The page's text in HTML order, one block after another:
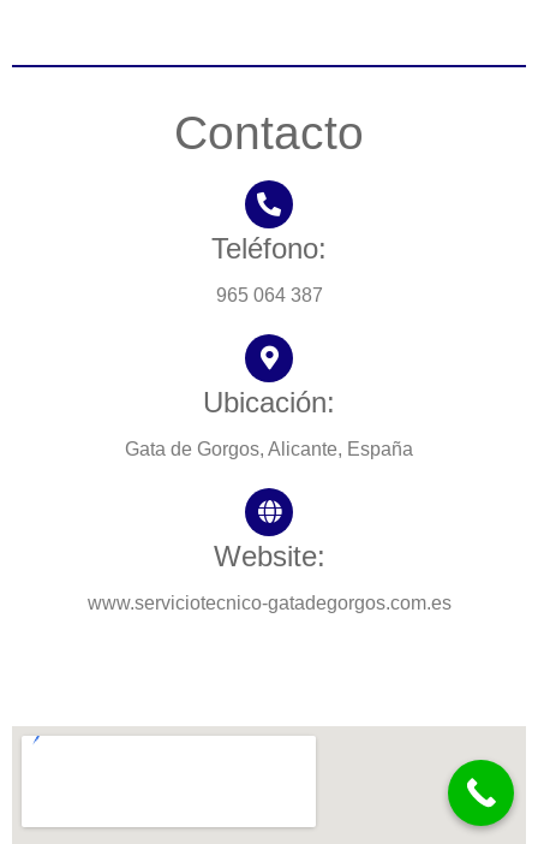
Contacto
Teléfono:
965 064 387
Ubicación:
Gata de Gorgos, Alicante, España
Website:
www.serviciotecnico-gatadegorgos.com.es